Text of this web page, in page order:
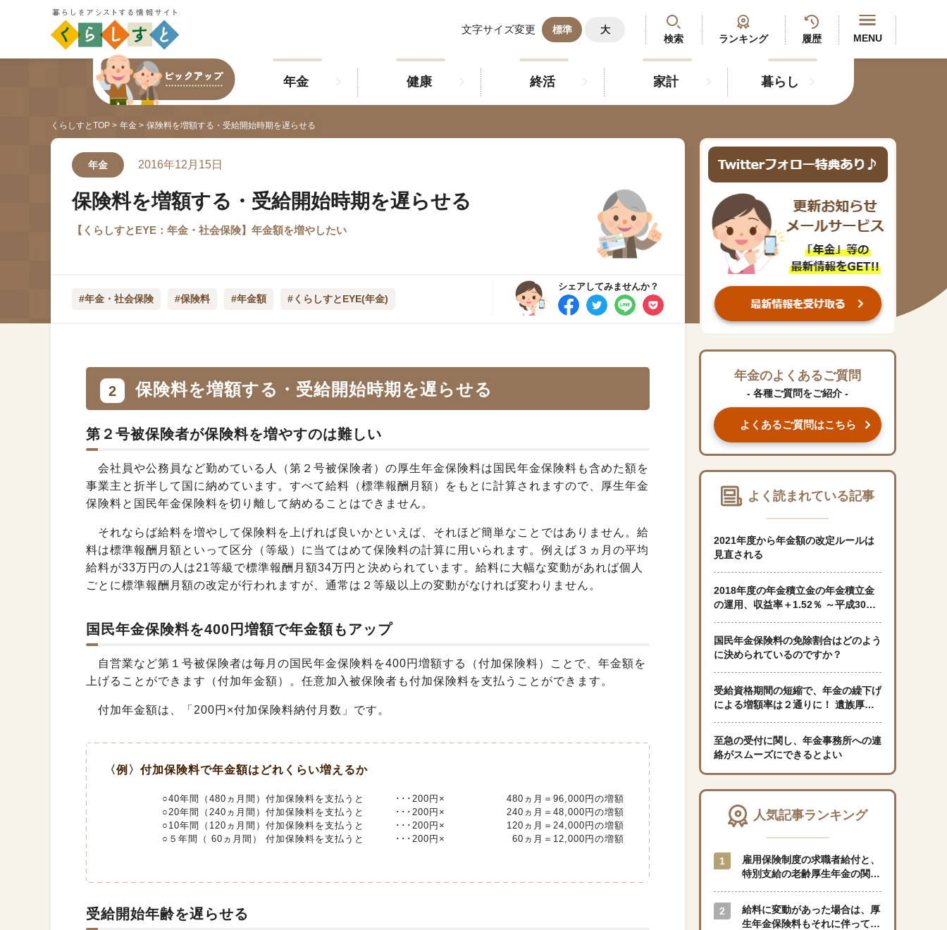
文字サイズ変更 標準
大
検索
ランキング 履歴 MENU
年金 健康 終活 家計 暮らし
最新記事 閲覧履歴
人気#タグ「5選」
#年金広報
#ねんきんAtoZ
#年金のこんなとき
#年金講座
「年金」に関する記事
「終活」に関する記事
「家計」に関する記事
協会事業案内
プライバシーポリシー（個人情報保護方針）
サイトマップ
閉じる
くらしすとTOP 年金 保険料を増額する・受給開始時期を遅らせる
年金 2016年12月15日
保険料を増額する・受給開始時期を遅らせる
【くらしすとEYE：年金・社会保険】年金額を増やしたい
#年金・社会保険 #保険料 #年金額 #くらしすとEYE(年金)
シェアしてみませんか？
2 保険料を増額する・受給開始時期を遅らせる
第２号被保険者が保険料を増やすのは難しい
会社員や公務員など勤めている人（第２号被保険者）の厚生年金保険料は国民年金保険料も含めた額を
事業主と折半して国に納めています。すべて給料（標準報酬月額）をもとに計算されますので、厚生年金
保険料と国民年金保険料を切り離して納めることはできません。
それならば給料を増やして保険料を上げれば良いかといえば、それほど簡単なことではありません。給
料は標準報酬月額といって区分（等級）に当てはめて保険料の計算に用いられます。例えば３ヵ月の平均
給料が33万円の人は21等級で標準報酬月額34万円と決められています。給料に大幅な変動があれば個人
ごとに標準報酬月額の改定が行われますが、通常は２等級以上の変動がなければ変わりません。
国民年金保険料を400円増額で年金額もアップ
自営業など第１号被保険者は毎月の国民年金保険料を400円増額する（付加保険料）ことで、年金額を
上げることができます（付加年金額）。任意加入被保険者も付加保険料を支払うことができます。
付加年金額は、「200円×付加保険料納付月数」です。
〈例〉付加保険料で年金額はどれくらい増えるか
○40年間（480ヵ月間）付加保険料を支払うと
○20年間（240ヵ月間）付加保険料を支払うと
○10年間（120ヵ月間）付加保険料を支払うと
○５年間（ 60ヵ月間） 付加保険料を支払うと
･･･200円×
･･･200円×
･･･200円×
･･･200円×
480ヵ月＝96,000円の増額
240ヵ月＝48,000円の増額
120ヵ月＝24,000円の増額
60ヵ月＝12,000円の増額
受給開始年齢を遅らせる
年金のよくあるご質問
- 各種ご質問をご紹介 -
よくあるご質問はこちら
よく読まれている記事
2021年度から年金額の改定ルールは
見直される
2018年度の年金積立金の年金積立金
の運用、収益率＋1.52％ ～平成30年
国民年金保険料の免除割合はどのよう
に決められているのですか？
受給資格期間の短縮で、年金の繰下げ
による増額率は２通りに！ 遺族厚生
権が発生した場合、老厚優先支給か、
選択か？
至急の受付に関し、年金事務所への連
絡がスムーズにできるとよい
人気記事ランキング
雇用保険制度の求職者給付と、
特別支給の老齢厚生年金の関係
ょうか？
給料に変動があった場合は、厚
生年金保険料もそれに伴って変